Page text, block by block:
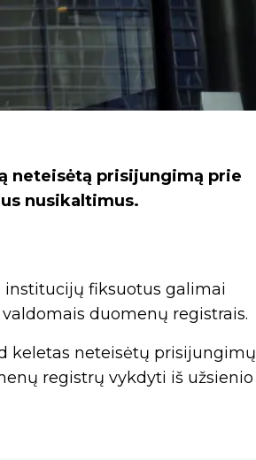
neteisėtą prisijungimą prie
nusikaltimus.
institucijų fiksuotus galimai
duomenų registrais.
keletas neteisėtų prisijungimų
registrų vykdyti iš užsienio